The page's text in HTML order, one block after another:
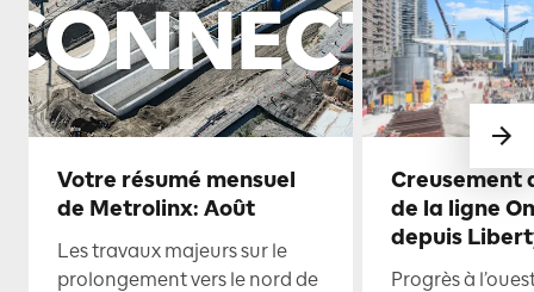
Votre résumé mensuel
de Metrolinx: Août
Les travaux majeurs sur le
prolongement vers le nord de
Creusement
de la ligne
depuis
Progrès à